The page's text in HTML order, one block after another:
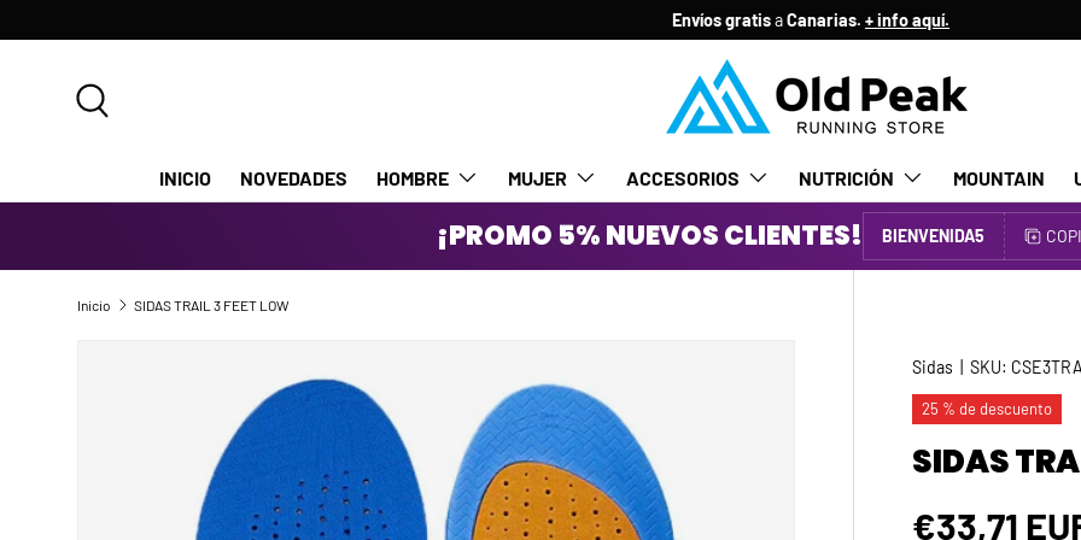
IR AL CONTENIDO
Envíos gratisaCanarias. + info aquí.
INICIO NOVEDADES HOMBRE MUJER ACCESORIOS NUTRICIÓN MOUNTAIN
¡PROMO 5% NUEVOS CLIENTES! BIENVENIDA5
Inicio SIDAS TRAIL 3 FEET LOW
IR DIRECTAMENTE A LA INFORMACIÓN DEL PRODUCTO
Sidas |SKU:
25 % de descuento
SIDAS
Precio de
€33,71